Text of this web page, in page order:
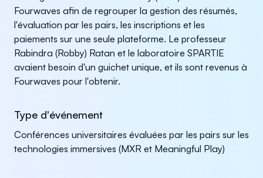
Fourwaves afin de regrouper la gestion des résumés,
l'évaluation par les pairs, les inscriptions et les
paiements sur une seule plateforme. Le professeur
Rabindra (Robby) Ratan et le laboratoire SPARTIE
avaient besoin d'un guichet unique, et ils sont revenus à
Fourwaves pour l'obtenir.
Type d'événement
Conférences universitaires évaluées par les pairs sur les
technologies immersives (MXR et Meaningful Play)